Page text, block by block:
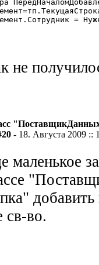
=
не
- 18. Августа 2009 ::
маленькое
добавить
св-во.